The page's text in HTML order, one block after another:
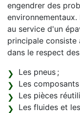
engendrer des
au service d'un
principale consiste
dans le respect
Les pneus ;
Les
Les pièces
Les fluides et